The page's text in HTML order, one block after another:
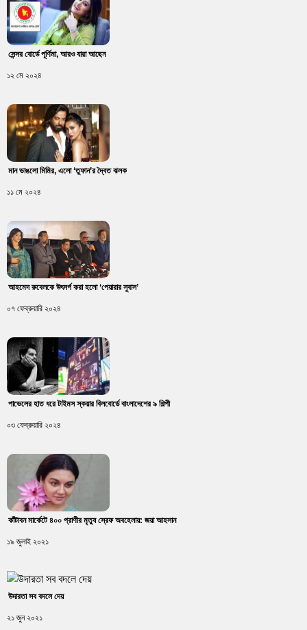
সেন্সর বোর্ডে পূর্ণিমা, আরও যারা আছেন
১২ মে ২০২৪
মান ভাঙলো মিমির, এলো ‘তুফান’র দ্বৈত ঝলক
১১ মে ২০২৪
আহমেদ রুবেলকে উৎসর্গ করা হলো ‘পেয়ারার সুবাস’
০৭ ফেব্রুয়ারি ২০২৪
পাভেলের হাত ধরে টাইমস স্কয়ার বিলবোর্ডে বাংলাদেশের ৯ শিল্পী
০৩ ফেব্রুয়ারি ২০২৪
কাঁটাবন মার্কেটে ৪০০ প্রাণীর মৃত্যু স্রেফ অবহেলায়: জয়া আহসান
১৯ জুলাই ২০২১
উদারতা সব বদলে দেয়
২১ জুন ২০২১